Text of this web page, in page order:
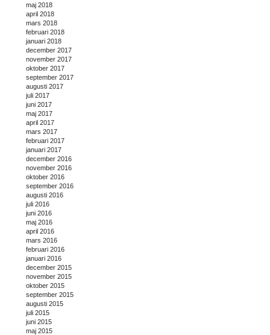
maj 2018
april 2018
mars 2018
februari 2018
januari 2018
december 2017
november 2017
oktober 2017
september 2017
augusti 2017
juli 2017
juni 2017
maj 2017
april 2017
mars 2017
februari 2017
januari 2017
december 2016
november 2016
oktober 2016
september 2016
augusti 2016
juli 2016
juni 2016
maj 2016
april 2016
mars 2016
februari 2016
januari 2016
december 2015
november 2015
oktober 2015
september 2015
augusti 2015
juli 2015
juni 2015
maj 2015